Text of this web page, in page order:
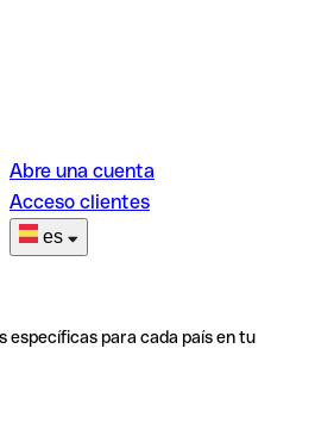
Abre una cuenta
Acceso clientes
es
específicas para cada país en tu